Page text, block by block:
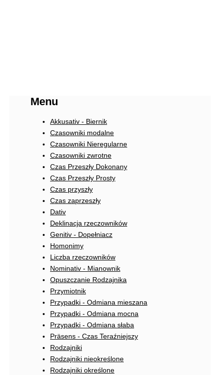
Menu
Akkusativ - Biernik
Czasowniki modalne
Czasowniki Nieregularne
Czasowniki zwrotne
Czas Przeszły Dokonany
Czas Przeszły Prosty
Czas przyszły
Czas zaprzeszły
Dativ
Deklinacja rzeczowników
Genitiv - Dopełniacz
Homonimy
Liczba rzeczowników
Nominativ - Mianownik
Opuszczanie Rodzajnika
Przymiotnik
Przypadki - Odmiana mieszana
Przypadki - Odmiana mocna
Przypadki - Odmiana słaba
Präsens - Czas Teraźniejszy
Rodzajniki
Rodzajniki nieokreślone
Rodzajniki określone